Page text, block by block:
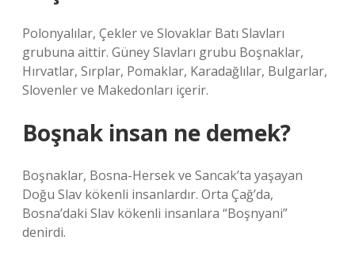
Polonyalılar, Çekler ve Slovaklar Batı Slavları
grubuna aittir. Güney Slavları grubu Boşnaklar,
Hırvatlar, Sırplar, Pomaklar, Karadağlılar, Bulgarlar,
Slovenler ve Makedonları içerir.
Boşnak insan ne demek?
Boşnaklar, Bosna-Hersek ve Sancak’ta yaşayan
Doğu Slav kökenli insanlardır. Orta Çağ’da,
Bosna’daki Slav kökenli insanlara “Boşnyani”
denirdi.